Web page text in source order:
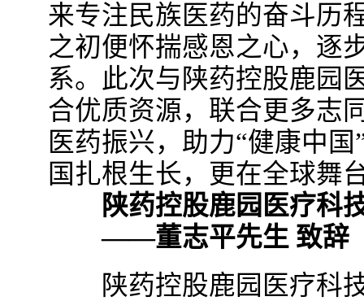
来专注民族医药的奋斗历
之初便怀揣感恩之心，逐
系。此次与陕药控股鹿园
合优质资源，联合更多志
医药振兴，助力“健康中
国扎根生长，更在全球舞
陕药控股鹿园医疗科
——董志平先生 致辞
陕药控股鹿园医疗科技